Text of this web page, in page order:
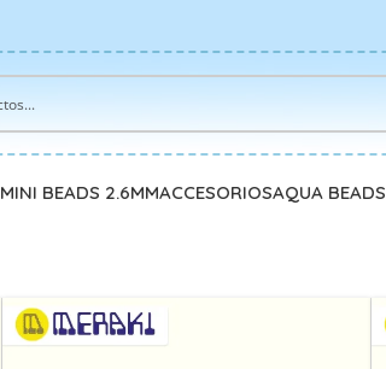
MINI BEADS 2.6MMACCESORIOSAQUA BEADS